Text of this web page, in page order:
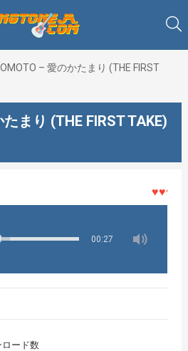
– 愛のかたまり (THE FIRST
まり (THE FIRST TAKE)
♥♥♥着メ
00:27
ロード数